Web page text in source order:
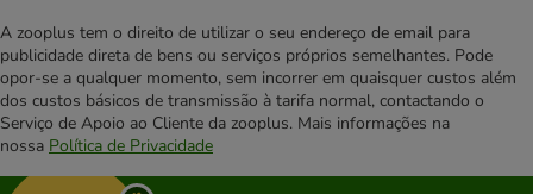
A zooplus tem o direito de utilizar o seu endereço de email para
publicidade direta de bens ou serviços próprios semelhantes. Pode
opor-se a qualquer momento, sem incorrer em quaisquer custos além
dos custos básicos de transmissão à tarifa normal, contactando o
Serviço de Apoio ao Cliente da zooplus. Mais informações na
nossa Política de Privacidade